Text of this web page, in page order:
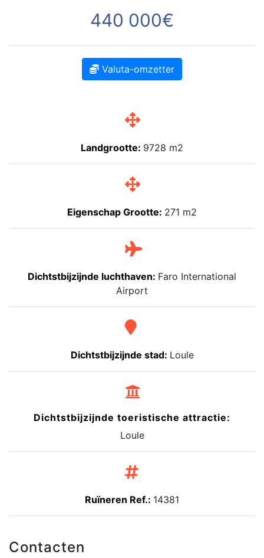
440 000€
Valuta-omzetter
Landgrootte: 9728 m2
Eigenschap Grootte: 271 m2
Dichtstbijzijnde luchthaven: Faro International
Airport
Dichtstbijzijnde stad: Loule
Dichtstbijzijnde toeristische attractie:
Loule
Ruïneren Ref.: 14381
Contacten